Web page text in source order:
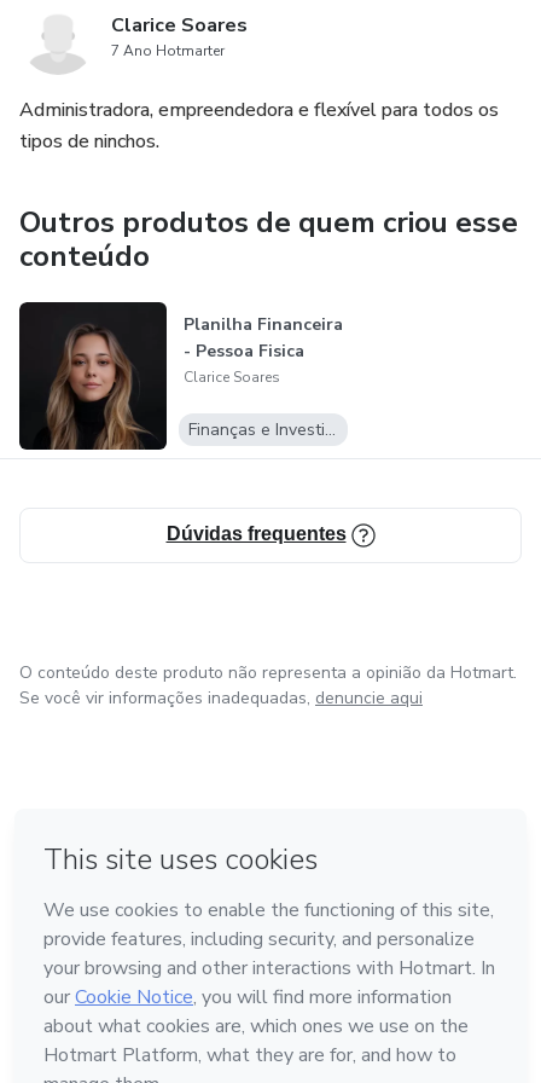
Clarice Soares
7 Ano Hotmarter
Administradora, empreendedora e flexível para todos os
tipos de ninchos.
Outros produtos de quem criou esse
conteúdo
Planilha Financeira
- Pessoa Fisica
Clarice Soares
Finanças e Investimentos
Dúvidas frequentes
O conteúdo deste produto não representa a opinião da Hotmart.
Se você vir informações inadequadas, denuncie aqui
Feito com ❤
em Belo Horizonte
Conheça a Hotmart